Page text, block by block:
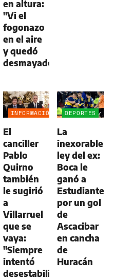
en altura:
"Vi el
fogonazo
en el aire
y quedó
desmayado"
INFORMACIÓN
El
canciller
Pablo
Quirno
también
le sugirió
a
Villarruel
que se
vaya:
"Siempre
intentó
desestabilizar"
DEPORTES
La
inexorable
ley del ex:
Boca le
ganó a
Estudiantes
por un gol
de
Ascacibar
en cancha
de
Huracán